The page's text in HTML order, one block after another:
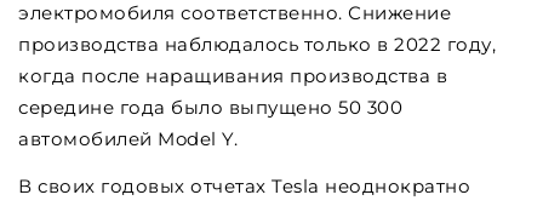
электромобиля соответственно. Снижение
производства наблюдалось только в 2022 году,
когда после наращивания производства в
середине года было выпущено 50 300
автомобилей Model Y.
В своих годовых отчетах Tesla неоднократно